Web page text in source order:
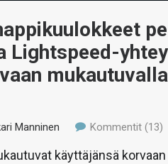
Lightspeed-
Manninen Kommentit (13)
käyttäjänsä